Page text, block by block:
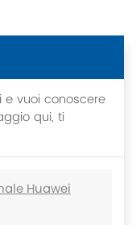
e vuoi conoscere
qui, ti
Huawei